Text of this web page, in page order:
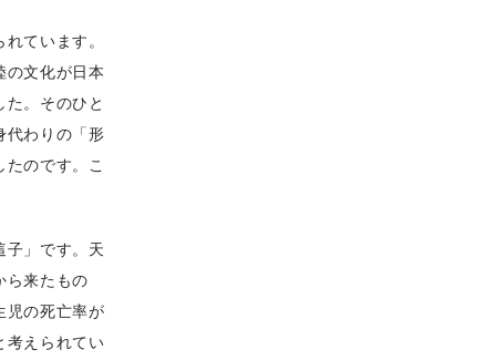
ています。
の文化が日本
。そのひと
代わりの「形
のです。こ
子」です。天
ら来たもの
児の死亡率が
考えられてい